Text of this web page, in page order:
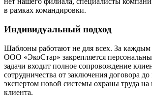
в рамках командировки.
Индивидуальный подход
Шаблоны работают не для всех. За
ООО «ЭкоСтар» закрепляется
задачи входит полное сопровождение
сотрудничества от заключения договора
экспертом новой системы охраны труда на
клиента.